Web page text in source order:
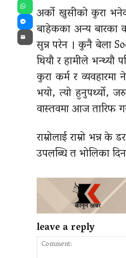
अर्को खुसीको कुरा
बाहेकका अन्य बारका
सुन्न परेन । कुनै बेला
थियौ र हामीले भन्थ्यौ
कुरा कर्म र
भयो, त्यो हुनुपर्थ्यो,
वास्तवमा आज तारिफ
राम्रोलाई राम्रो भन्न
उपलब्धि त भोलिका
leave a reply
WhatsApp
Messenger
Email